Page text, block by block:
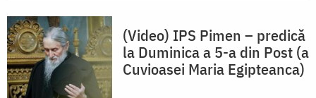
(Video) IPS Pimen – predică
la Duminica a 5-a din Post (a
Cuvioasei Maria Egipteanca)